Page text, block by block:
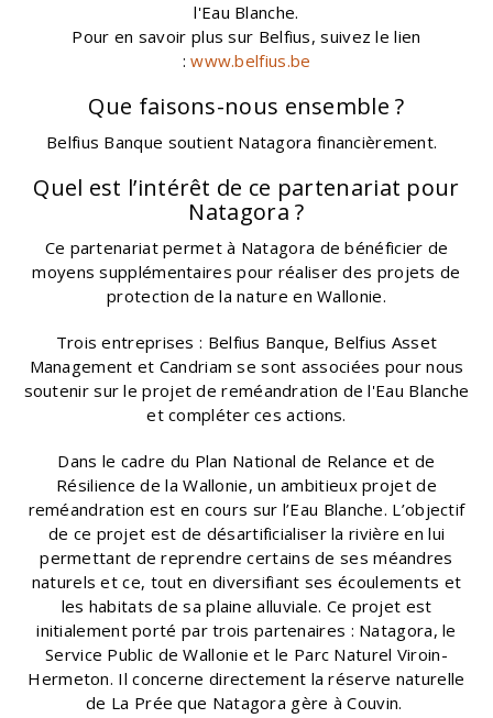
l'Eau Blanche.
Pour en savoir plus sur Belfius, suivez le lien
:www.belfius.be
Que faisons-nous ensemble ?
Belfius Banque soutient Natagora financièrement.
Quel est l’intérêt de ce partenariat pour
Natagora ?
Ce partenariat permet à Natagora de bénéficier de
moyens supplémentaires pour réaliser des projets de
protection de la nature en Wallonie.
Trois entreprises : Belfius Banque, Belfius Asset
Management et Candriam se sont associées pour nous
soutenir sur le projet de reméandration de l'Eau Blanche
et compléter ces actions.
Dans le cadre du Plan National de Relance et de
Résilience de la Wallonie, un ambitieux projet de
reméandration est en cours sur l’Eau Blanche. L’objectif
de ce projet est de désartificialiser la rivière en lui
permettant de reprendre certains de ses méandres
naturels et ce, tout en diversifiant ses écoulements et
les habitats de sa plaine alluviale. Ce projet est
initialement porté par trois partenaires : Natagora, le
Service Public de Wallonie et le Parc Naturel Viroin-
Hermeton. Il concerne directement la réserve naturelle
de La Prée que Natagora gère à Couvin.